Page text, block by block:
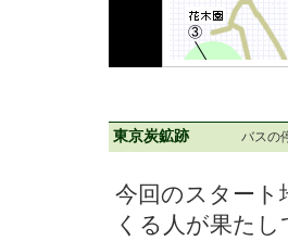
東京炭鉱跡 バスの
今回のスタート
くる人が果た